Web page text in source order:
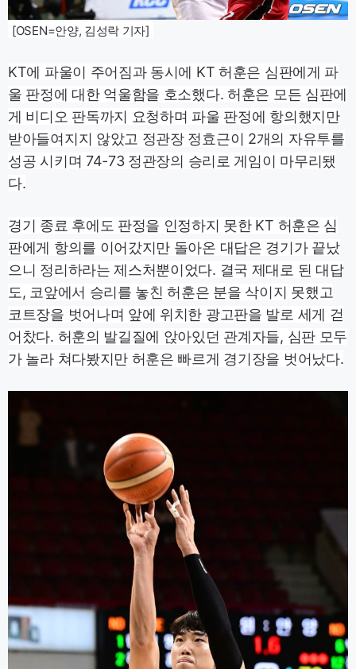
[OSEN=안양, 김성락 기자]
KT에 파울이 주어짐과 동시에 KT 허훈은 심판에게 파
울 판정에 대한 억울함을 호소했다. 허훈은 모든 심판에
게 비디오 판독까지 요청하며 파울 판정에 항의했지만
받아들여지지 않았고 정관장 정효근이 2개의 자유투를
성공 시키며 74-73 정관장의 승리로 게임이 마무리됐
다.
경기 종료 후에도 판정을 인정하지 못한 KT 허훈은 심
판에게 항의를 이어갔지만 돌아온 대답은 경기가 끝났
으니 정리하라는 제스처뿐이었다. 결국 제대로 된 대답
도, 코앞에서 승리를 놓친 허훈은 분을 삭이지 못했고
코트장을 벗어나며 앞에 위치한 광고판을 발로 세게 걷
어찼다. 허훈의 발길질에 앉아있던 관계자들, 심판 모두
가 놀라 쳐다봤지만 허훈은 빠르게 경기장을 벗어났다.